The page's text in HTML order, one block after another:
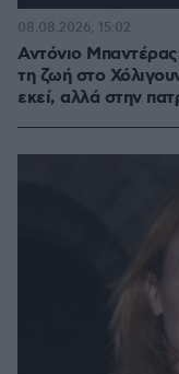
Αντόνιο
τη ζωή στο
εκεί, αλλά στην
08.08.2026, 15:02